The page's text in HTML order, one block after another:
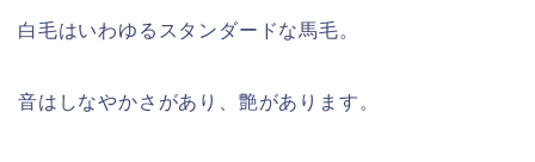
白毛はいわゆるスタンダードな馬毛。
音はしなやかさがあり、艶があります。